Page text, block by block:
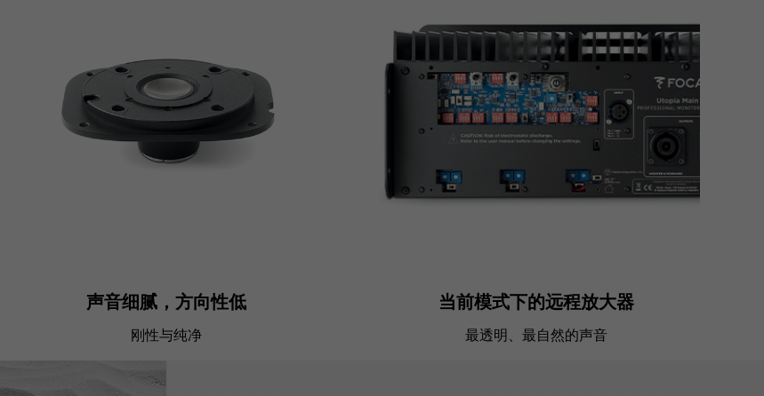
声音细腻，方向性低
刚性与纯净
当前模式下的远程放大器
最透明、最自然的声音